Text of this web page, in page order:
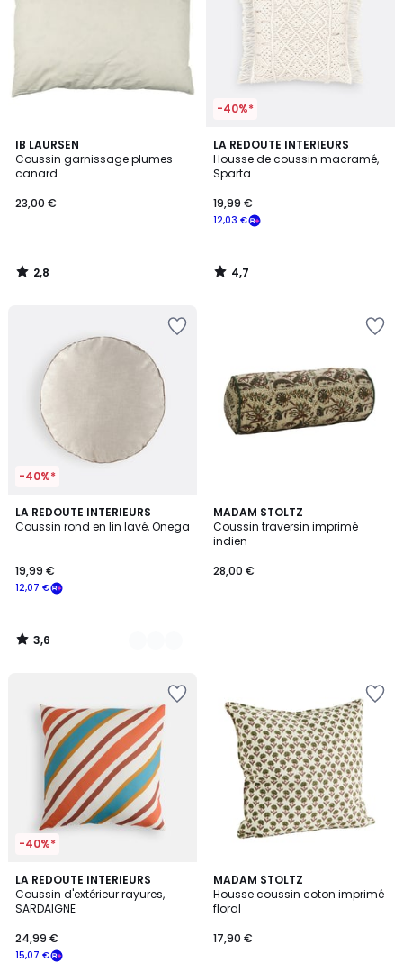
IB LAURSEN
Coussin garnissage plumes
canard
23,00 €
2,8
/ 5
2,8
/
-40%*
LA REDOUTE INTERIEURS
Housse de coussin macramé,
Sparta
12,03 €
19,99 €
4,7
/ 5
4,7
/
-40%*
LA REDOUTE INTERIEURS
Coussin rond en lin lavé, Onega
12,07 €
19,99 €
3,6
/ 5
2
Couleurs
3,6
/
MADAM STOLTZ
Coussin traversin imprimé
indien
28,00 €
-40%*
LA REDOUTE INTERIEURS
Coussin d'extérieur rayures,
SARDAIGNE
15,07 €
24,99 €
MADAM STOLTZ
Housse coussin coton imprimé
floral
17,90 €
2
/
5